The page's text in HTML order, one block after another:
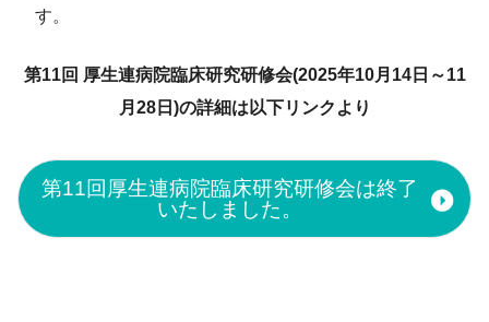
す。
第11回 厚生連病院臨床研究研修会(2025年10月14日～11
月28日)の詳細は以下リンクより
第11回厚生連病院臨床研究研修会は終了
いたしました。